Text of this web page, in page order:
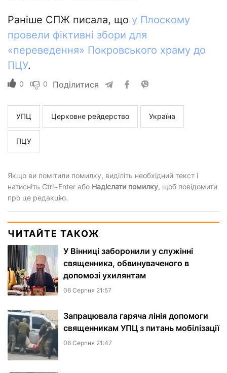
Раніше СПЖ писала, що у Плоскому
провели фіктивні збори для
«переведення» Покровського храму до
ПЦУ.
0 0 Поділитися
УПЦ Церковне рейдерство Україна
ПЦУ
Якщо ви помітили помилку, виділіть необхідний текст і
натисніть Ctrl+Enter або Надіслати помилку, щоб повідомити
про це редакцію.
ЧИТАЙТЕ ТАКОЖ
У Вінниці заборонили у служінні
священника, обвинуваченого в
допомозі ухилянтам
06 Серпня 21:57
Запрацювала гаряча лінія допомоги
священникам УПЦ з питань мобілізації
06 Серпня 21:47